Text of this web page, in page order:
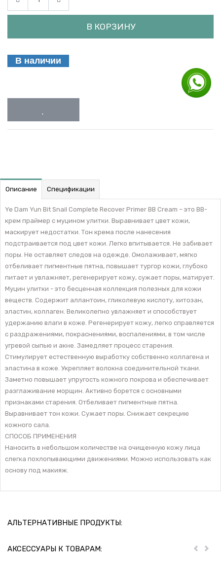
В КОРЗИНУ
В наличии
Описание Спецификации
Ye Dam Yun Bit Snail Complete Recover Primer BB Cream – это ВВ-
крем праймер с муцином улитки. Выравнивает цвет кожи,
маскирует недостатки. Тон крема после нанесения
подстраивается под цвет кожи. Легко впитывается. Не забивает
поры. Не оставляет следов на одежде. Омолаживает, мягко
отбеливает пигментные пятна, повышает тургор кожи, глубоко
питает и увлажняет, регенерирует кожу, сужает поры, матирует.
Муцин улитки - это бесценная коллекция полезных для кожи
веществ. Содержит аллантоин, гликолевую кислоту, хитозан,
эластин, коллаген. Великолепно увлажняет и способствует
удержанию влаги в коже. Регенерирует кожу, легко справляется
с раздражениями, покраснениями, воспалениями, в том числе
угревой сыпью и акне. Замедляет процесс старения.
Стимулирует естественную выработку собственно коллагена и
эластина в коже. Укрепляет волокна соединительной ткани.
Заметно повышает упругость кожного покрова и обеспечивает
разглаживание морщин. Активно борется с основными
признаками старения. Отбеливает пигментные пятна.
Выравнивает тон кожи. Сужает поры. Снижает секрецию
кожного сала.
СПОСОБ ПРИМЕНЕНИЯ
Наносить в небольшом количестве на очищенную кожу лица
слегка похлопывающими движениями. Можно использовать как
основу под макияж.
АЛЬТЕРНАТИВНЫЕ ПРОДУКТЫ:
АКСЕССУАРЫ К ТОВАРАМ: Пред